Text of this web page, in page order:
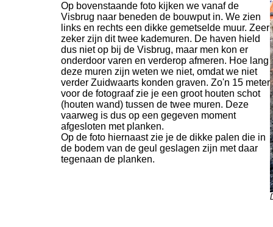
Op bovenstaande foto kijken we vanaf de
Visbrug naar beneden de bouwput in. We zien
links en rechts een dikke gemetselde muur. Zeer
zeker zijn dit twee kademuren. De haven hield
dus niet op bij de Visbrug, maar men kon er
onderdoor varen en verderop afmeren. Hoe lang
deze muren zijn weten we niet, omdat we niet
verder Zuidwaarts konden graven. Zo'n 15 meter
voor de fotograaf zie je een groot houten schot
(houten wand) tussen de twee muren. Deze
vaarweg is dus op een gegeven moment
afgesloten met planken.
Op de foto hiernaast zie je de dikke palen die in
de bodem van de geul geslagen zijn met daar
tegenaan de planken.